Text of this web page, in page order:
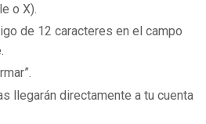
o X).
de 12 caracteres en el campo
llegarán directamente a tu cuenta